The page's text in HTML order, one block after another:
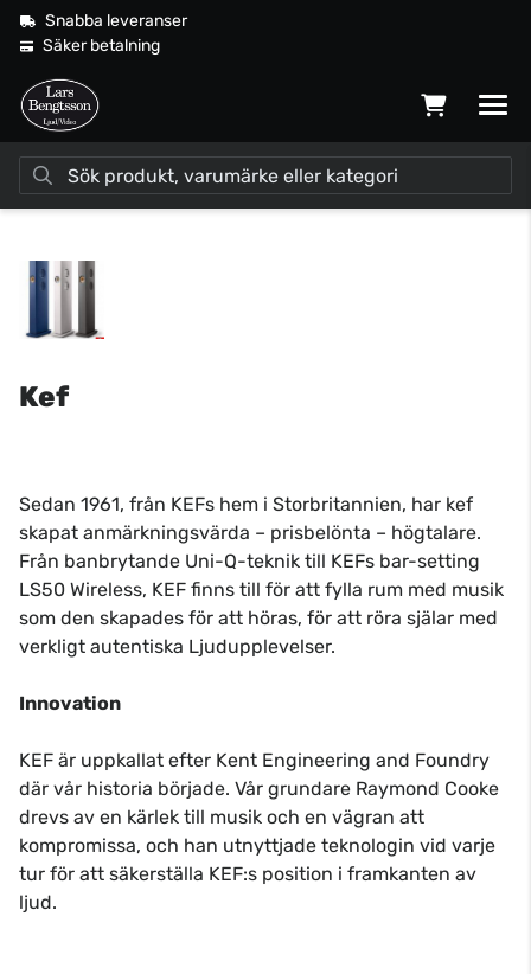
Snabba leveranser
Säker betalning
Kef
Sedan 1961, från KEFs hem i Storbritannien, har kef
skapat anmärkningsvärda – prisbelönta – högtalare.
Från banbrytande Uni-Q-teknik till KEFs bar-setting
LS50 Wireless, KEF finns till för att fylla rum med musik
som den skapades för att höras, för att röra själar med
verkligt autentiska Ljudupplevelser.
Innovation
KEF är uppkallat efter Kent Engineering and Foundry
där vår historia började. Vår grundare Raymond Cooke
drevs av en kärlek till musik och en vägran att
kompromissa, och han utnyttjade teknologin vid varje
tur för att säkerställa KEF:s position i framkanten av
ljud.